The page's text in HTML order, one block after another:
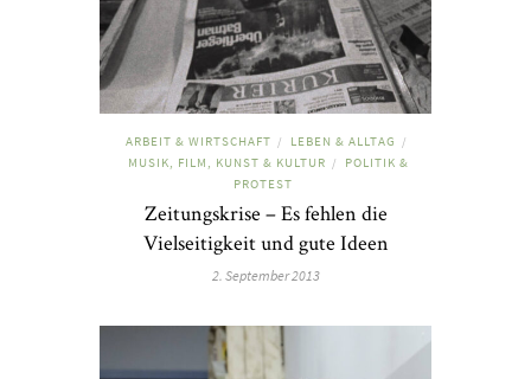
ARBEIT & WIRTSCHAFT / LEBEN & ALLTAG /
MUSIK, FILM, KUNST & KULTUR /
POLITIK &
PROTEST
Zeitungskrise – Es fehlen die
Vielseitigkeit und gute Ideen
2. September 2013